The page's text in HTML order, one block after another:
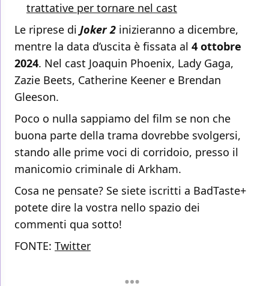
trattative per tornare nel cast
Le riprese di Joker 2 inizieranno a dicembre,
mentre la data d’uscita è fissata al 4 ottobre
2024. Nel cast Joaquin Phoenix, Lady Gaga,
Zazie Beets, Catherine Keener e Brendan
Gleeson.
Poco o nulla sappiamo del film se non che
buona parte della trama dovrebbe svolgersi,
stando alle prime voci di corridoio, presso il
manicomio criminale di Arkham.
Cosa ne pensate? Se siete iscritti a BadTaste+
potete dire la vostra nello spazio dei
commenti qua sotto!
FONTE: Twitter